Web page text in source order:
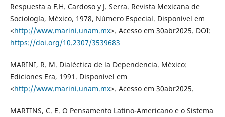
Respuesta a F.H. Cardoso y J. Serra. Revista Mexicana de
Sociología, México, 1978, Número Especial. Disponível em
<http://www.marini.unam.mx>. Acesso em 30abr2025. DOI:
https://doi.org/10.2307/3539683
MARINI, R. M. Dialéctica de la Dependencia. México:
Ediciones Era, 1991. Disponível em
<http://www.marini.unam.mx>. Acesso em 30abr2025.
MARTINS, C. E. O Pensamento Latino-Americano e o Sistema